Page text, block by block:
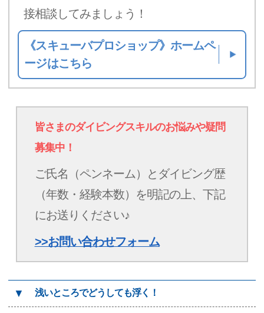
接相談してみましょう！
《スキューバプロショップ》ホームペ
ージはこちら
皆さまのダイビングスキルのお悩みや疑問
募集中！
ご氏名（ペンネーム）とダイビング歴
（年数・経験本数）を明記の上、下記
にお送りください♪
>>お問い合わせフォーム
▼ 浅いところでどうしても浮く！